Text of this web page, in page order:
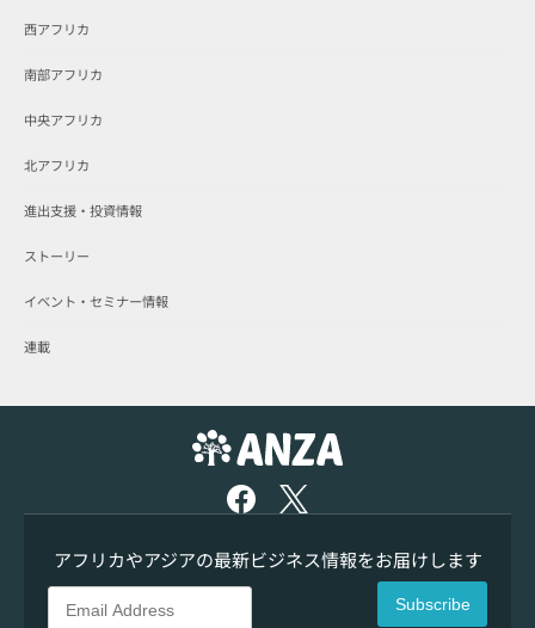
西アフリカ
南部アフリカ
中央アフリカ
北アフリカ
進出支援・投資情報
ストーリー
イベント・セミナー情報
連載
アフリカやアジアの最新ビジネス情報をお届けします
Subscribe